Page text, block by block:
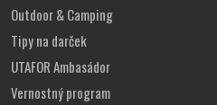
Outdoor & Camping
Tipy na darček
UTAFOR Ambasádor
Vernostný program